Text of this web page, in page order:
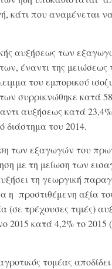
κάτι που αναμένεται
αυξήσεως των
έναντι της μειώσεως
του εμπορικού
συρρικνώθηκε κατά
αυξήσεως κατά
διάστημα του 2014.
των εξαγωγών του
με τη μείωση των
τη γεωργική
η προστιθέμενη αξία
(σε τρέχουσες τιμές)
2015 κατά 4,2% το 2015
τομέας